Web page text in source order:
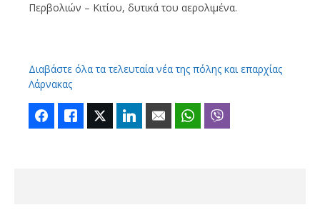
Περβολιών – Κιτίου, δυτικά του αερολιμένα.
Διαβάστε όλα τα τελευταία νέα της πόλης και επαρχίας
Λάρνακας
FacebookLike Twitter LinkedIn Email WhatsApp